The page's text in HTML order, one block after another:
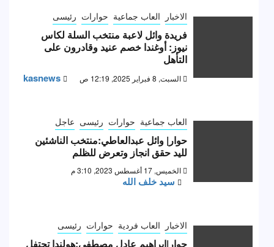
الاخبار العاب جماعية حوارات رئيسى
فريدة وائل لاعبة منتخب السلة لكاس
نيوز: أوغندا خصم عنيد وقادرون على
التأهل
السبت, 8 فبراير 2025, 12:19 ص kasnews
العاب جماعية حوارات رئيسى عاجل
حوار| وائل عبدالعاطي:منتخب الناشئين
لليد حقق انجاز وتعرض للظلم
الخميس, 17 أغسطس 2023, 3:10 م
سيد خلف الله
الاخبار العاب فردية حوارات رئيسى
حوار|إبراهيم عادل مصطفى:هولندا تحتفل